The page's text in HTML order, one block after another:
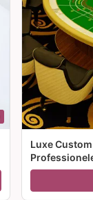
Luxe
Tafel te koop